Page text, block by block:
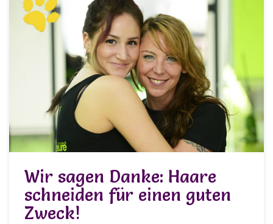
Wir sagen Danke: Haare
schneiden für einen guten
Zweck!